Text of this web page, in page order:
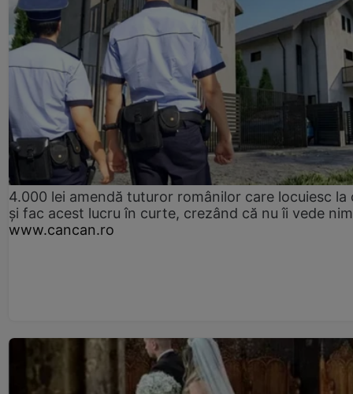
4.000 lei amendă tuturor românilor care locuiesc la
și fac acest lucru în curte, crezând că nu îi vede
www.cancan.ro